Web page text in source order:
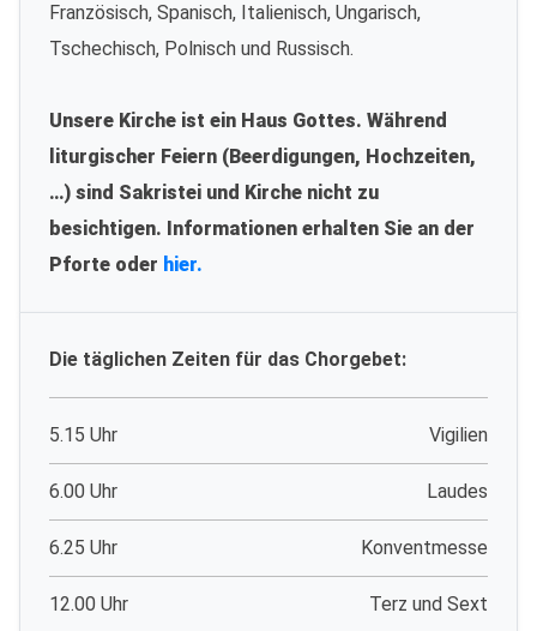
Französisch, Spanisch, Italienisch, Ungarisch,
Tschechisch, Polnisch und Russisch.
Unsere Kirche ist ein Haus Gottes. Während
liturgischer Feiern (Beerdigungen, Hochzeiten,
…) sind Sakristei und Kirche nicht zu
besichtigen. Informationen erhalten Sie an der
Pforte oder hier.
Die täglichen Zeiten für das Chorgebet:
5.15 Uhr Vigilien
6.00 Uhr Laudes
6.25 Uhr Konventmesse
12.00 Uhr Terz und Sext